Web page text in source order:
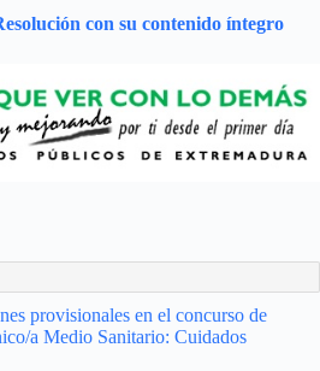
con su contenido íntegro
provisionales en el concurso de
a Medio Sanitario: Cuidados